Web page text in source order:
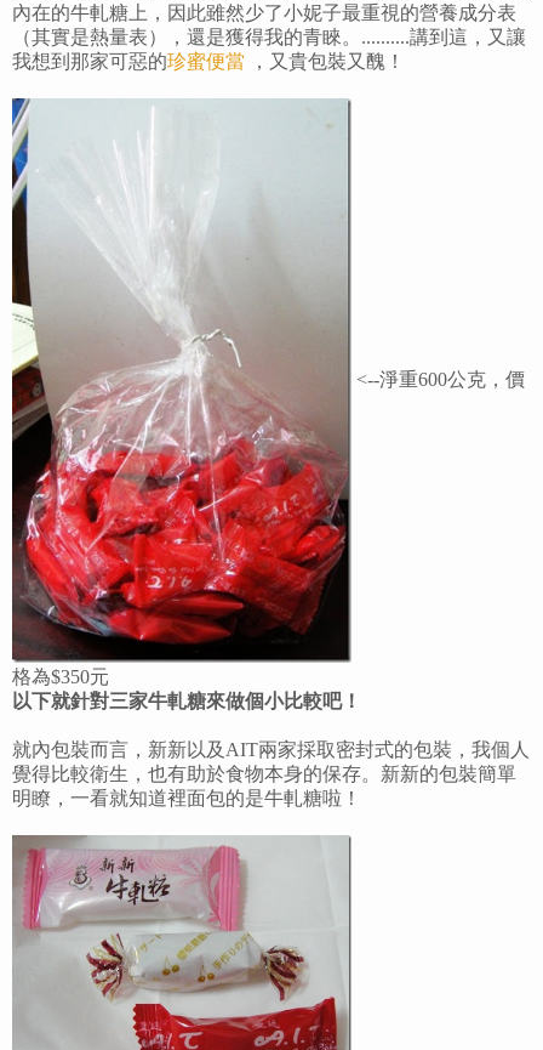
內在的牛軋糖上，因此雖然少了小妮子最重視的營養成分表
（其實是熱量表），還是獲得我的青睞。..........講到這，又讓
我想到那家可惡的珍蜜便當 ，又貴包裝又醜！
<--淨重600公克，價
格為$350元
以下就針對三家牛軋糖來做個小比較吧！
就內包裝而言，新新以及AIT兩家採取密封式的包裝，我個人
覺得比較衛生，也有助於食物本身的保存。新新的包裝簡單
明瞭，一看就知道裡面包的是牛軋糖啦！